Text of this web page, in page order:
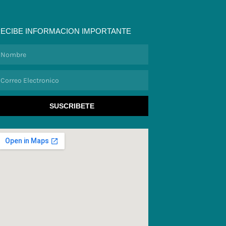
INFORMACION IMPORTANTE
SUSCRIBETE